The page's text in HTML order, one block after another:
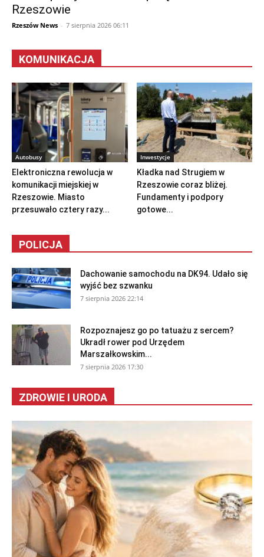
Rzeszowie
Rzeszów News - 7 sierpnia 2026 06:11
KOMUNIKACJA
Autobusy
Elektroniczna rewolucja w
komunikacji miejskiej w
Rzeszowie. Miasto
przesuwało cztery razy...
Inwestycje
Kładka nad Strugiem w
Rzeszowie coraz bliżej.
Fundamenty i podpory
gotowe...
POLICJA
Dachowanie samochodu na DK94. Udało się
wyjść bez szwanku
7 sierpnia 2026 22:14
Rozpoznajesz go po tatuażu z sercem?
Ukradł rower pod Urzędem
Marszałkowskim...
7 sierpnia 2026 17:30
ZDROWIE I URODA